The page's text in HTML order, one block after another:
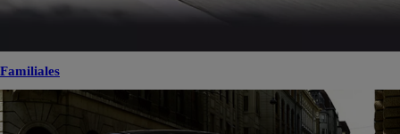
Familiales